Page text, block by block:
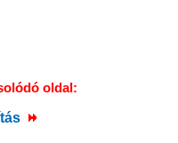
oldal: